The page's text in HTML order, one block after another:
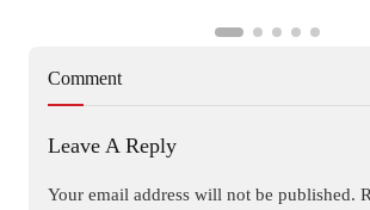
Comment
Leave A Reply
Your email address will not be published.